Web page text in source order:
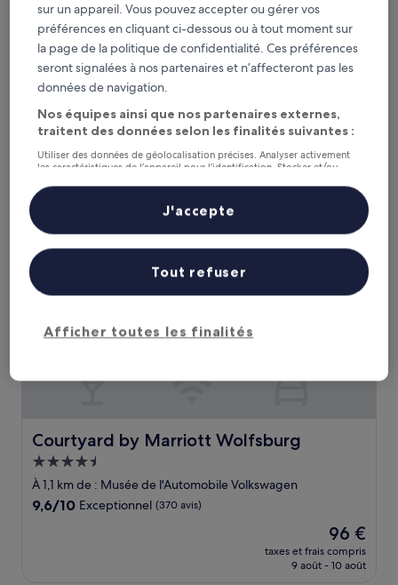
The Ritz-Carlton, Wolfsburg
The Ritz-Carlton, Wolfsburg
Hébergement
5.0 étoiles
À 1,2 km de : Musée de l'Automobile Volkswagen
9.4
10,
(183 avis)
9,4/10 Exceptionnel (183 avis)
Le
nouveau
prix
380 €
380 €
21 août - 22 août
Courtyard by Marriott Wolfsburg
Courtyard by Marriott Wolfsburg
Hébergement
4.5 étoiles
À 1,1 km de : Musée de l'Automobile Volkswagen
9.6
9,6/10 Exceptionnel (370 avis)
Le
nouveau
prix
96 €
taxes et frais compris
9 août - 10 août
Courtyard by Marriott Wolfsburg
sur un appareil. Vous pouvez accepter ou gérer vos
préférences en cliquant ci-dessous ou à tout moment sur
la page de la politique de confidentialité. Ces préférences
seront signalées à nos partenaires et n’affecteront pas les
données de navigation.
Nos équipes ainsi que nos partenaires externes,
traitent des données selon les finalités suivantes :
Utiliser des données de géolocalisation précises. Analyser activement
les caractéristiques de l’appareil pour l’identification. Stocker et/ou
personnalisés, mesure de performance des publicités et du contenu,
études d’audience et développement de services.
Liste de nos partenaires (fournisseurs)
Afficher toutes les finalités
Tout refuser
J'accepte